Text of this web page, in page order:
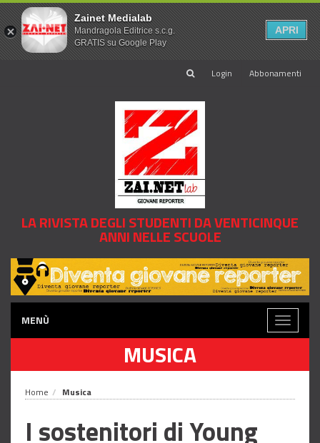
Login Abbonamenti
LA RIVISTA DEGLI STUDENTI DA VENTICINQUE
ANNI NELLE SCUOLE
MENÙ
Toggle
MUSICA
Home Musica
I sostenitori di Young
Zainet Medialab
Mandragola Editrice s.c.g.
GRATIS su Google Play
APRI